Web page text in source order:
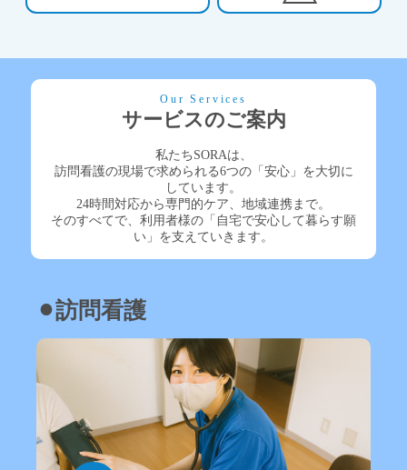
Our Services
サービスのご案内
私たちSORAは、
訪問看護の現場で求められる6つの「安心」を大切に
しています。
24時間対応から専門的ケア、地域連携まで。
そのすべてで、利用者様の「自宅で安心して暮らす願
い」を支えていきます。
⚫︎訪問看護